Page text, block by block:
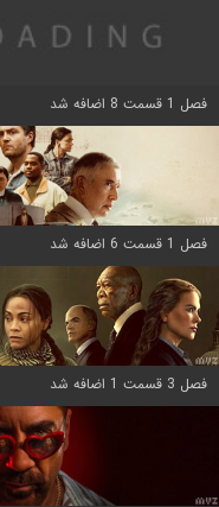
فصل 1 قسمت 8 اضافه شد
فصل 1 قسمت 6 اضافه شد
فصل 3 قسمت 1 اضافه شد